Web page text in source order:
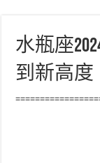
水瓶座
到新高度